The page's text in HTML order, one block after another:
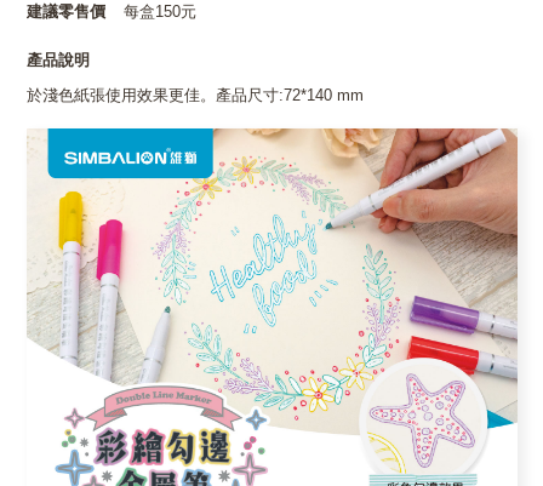
建議零售價
每盒150元
產品說明
於淺色紙張使用效果更佳。產品尺寸:72*140 mm